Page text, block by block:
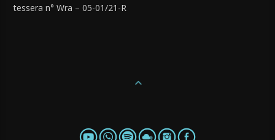
tessera n° Wra – 05-01/21-R